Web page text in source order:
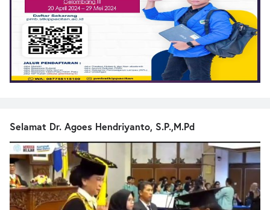
Selamat Dr. Agoes Hendriyanto, S.P.,M.Pd